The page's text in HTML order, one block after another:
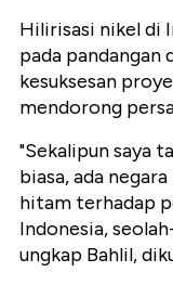
Hilirisasi nikel di
pada pandangan
kesuksesan
mendorong
"Sekalipun saya
biasa, ada
hitam terhadap
Indonesia,
ungkap Bahlil,